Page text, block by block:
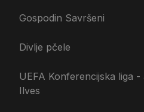
Gospodin Savršeni
Divlje pčele
UEFA Konferencijska liga
Ilves